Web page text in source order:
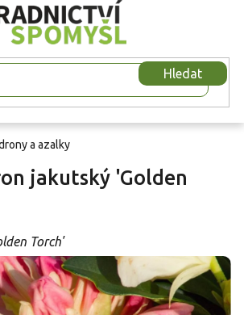
Hledat
a azalky
jakutský 'Golden
Torch'